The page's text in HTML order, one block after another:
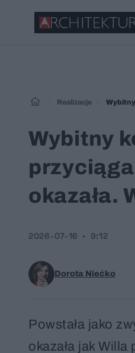
Realizacje Wybitny
Wybitny
okazała.
Dorota Niećko
2026-07-16 9:12
Powstała jako
okazała jak